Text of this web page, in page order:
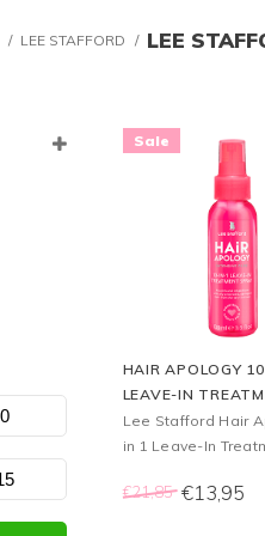
/ LEE STAFFORD / LEE
Sale
HAIR APOLOGY
LEAVE-IN
SPRAY 100ML
Lee Stafford Hair
in 1 Leave-In
Stafford Hair
€21,85 €13,95